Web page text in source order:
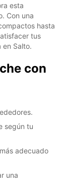
esta
Con una
hasta
tus
Salto.
con
según tu
adecuado
una